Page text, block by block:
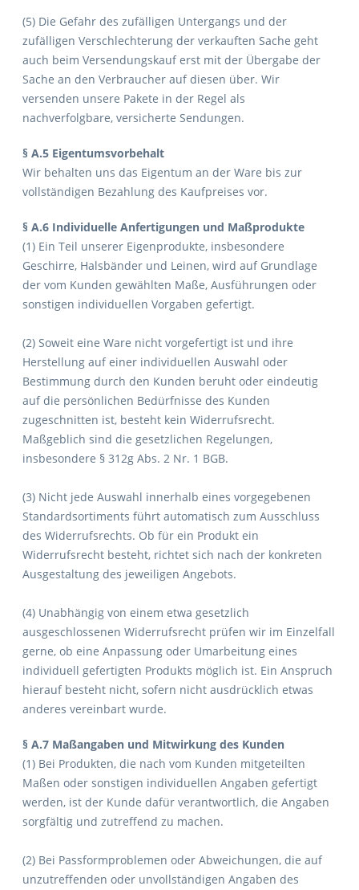
(5) Die Gefahr des zufälligen Untergangs und der
zufälligen Verschlechterung der verkauften Sache geht
auch beim Versendungskauf erst mit der Übergabe der
Sache an den Verbraucher auf diesen über. Wir
versenden unsere Pakete in der Regel als
nachverfolgbare, versicherte Sendungen.
§ A.5 Eigentumsvorbehalt
Wir behalten uns das Eigentum an der Ware bis zur
vollständigen Bezahlung des Kaufpreises vor.
§ A.6 Individuelle Anfertigungen und Maßprodukte
(1) Ein Teil unserer Eigenprodukte, insbesondere
Geschirre, Halsbänder und Leinen, wird auf Grundlage
der vom Kunden gewählten Maße, Ausführungen oder
sonstigen individuellen Vorgaben gefertigt.
(2) Soweit eine Ware nicht vorgefertigt ist und ihre
Herstellung auf einer individuellen Auswahl oder
Bestimmung durch den Kunden beruht oder eindeutig
auf die persönlichen Bedürfnisse des Kunden
zugeschnitten ist, besteht kein Widerrufsrecht.
Maßgeblich sind die gesetzlichen Regelungen,
insbesondere § 312g Abs. 2 Nr. 1 BGB.
(3) Nicht jede Auswahl innerhalb eines vorgegebenen
Standardsortiments führt automatisch zum Ausschluss
des Widerrufsrechts. Ob für ein Produkt ein
Widerrufsrecht besteht, richtet sich nach der konkreten
Ausgestaltung des jeweiligen Angebots.
(4) Unabhängig von einem etwa gesetzlich
ausgeschlossenen Widerrufsrecht prüfen wir im Einzelfall
gerne, ob eine Anpassung oder Umarbeitung eines
individuell gefertigten Produkts möglich ist. Ein Anspruch
hierauf besteht nicht, sofern nicht ausdrücklich etwas
anderes vereinbart wurde.
§ A.7 Maßangaben und Mitwirkung des Kunden
(1) Bei Produkten, die nach vom Kunden mitgeteilten
Maßen oder sonstigen individuellen Angaben gefertigt
werden, ist der Kunde dafür verantwortlich, die Angaben
sorgfältig und zutreffend zu machen.
(2) Bei Passformproblemen oder Abweichungen, die auf
unzutreffenden oder unvollständigen Angaben des